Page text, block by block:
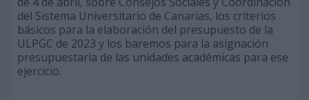
del Sistema Universitario de Canarias, los criterios
básicos para la elaboración del presupuesto de la
ULPGC de 2023 y los baremos para la asignación
presupuestaria de las unidades académicas para ese
ejercicio.